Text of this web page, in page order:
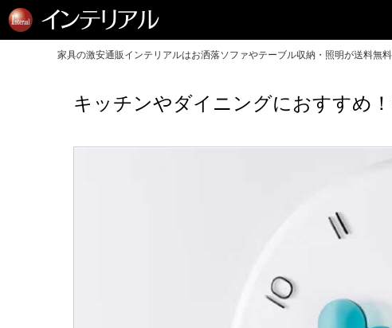
家具の激安通販インテリアルはお洒落ソファやテーブル収納・照明が送料無
キッチンやダイニングにおすすめ